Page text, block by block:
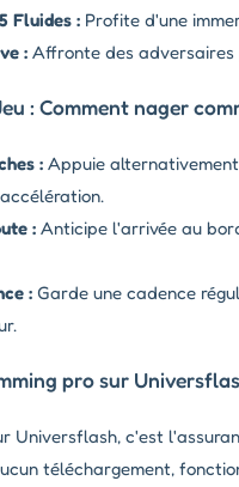
Fluides : Profite d'une
: Affronte des adversaires
: Comment nager
: Appuie
: Anticipe l'arrivée au
: Garde une cadence
pro sur
Universflash, c'est
téléchargement,